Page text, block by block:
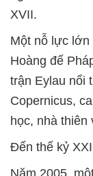
XVII.
Một nỗ lực lớn
Hoàng đế
trận Eylau nổi
Copernicus,
học, nhà thiên
Đến thế kỷ
Năm 2005,